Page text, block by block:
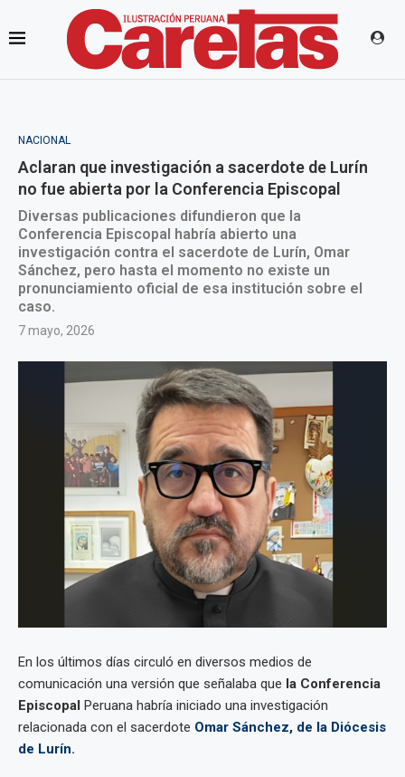
NACIONAL
Aclaran que investigación a sacerdote de Lurín
no fue abierta por la Conferencia Episcopal
Diversas publicaciones difundieron que la
Conferencia Episcopal habría abierto una
investigación contra el sacerdote de Lurín, Omar
Sánchez, pero hasta el momento no existe un
pronunciamiento oficial de esa institución sobre el
caso.
7 mayo, 2026
En los últimos días circuló en diversos medios de
comunicación una versión que señalaba que la Conferencia
Episcopal Peruana habría iniciado una investigación
relacionada con el sacerdote Omar Sánchez, de la Diócesis
de Lurín.